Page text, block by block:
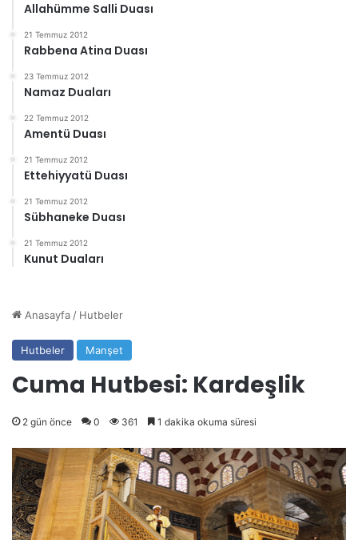
Allahümme Salli Duası
21 Temmuz 2012
Rabbena Atina Duası
23 Temmuz 2012
Namaz Duaları
22 Temmuz 2012
Amentü Duası
21 Temmuz 2012
Ettehiyyatü Duası
21 Temmuz 2012
Sübhaneke Duası
21 Temmuz 2012
Kunut Duaları